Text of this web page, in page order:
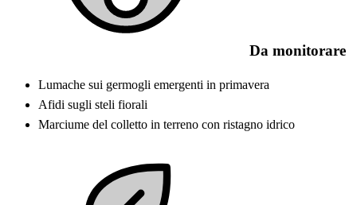
Da monitorare
Lumache sui germogli emergenti in primavera
Afidi sugli steli fiorali
Marciume del colletto in terreno con ristagno idrico